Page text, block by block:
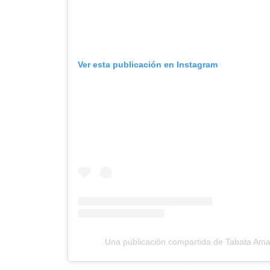
Ver esta publicación en Instagram
Una publicación compartida de Tabata